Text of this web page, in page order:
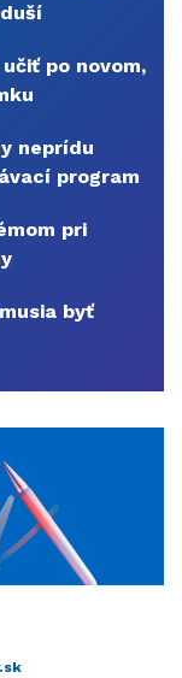
po novom,
neprídu
program
pri
byť